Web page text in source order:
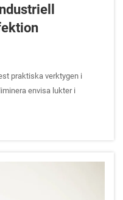
praktiska verktygen i
envisa lukter i
skadliga
spelar